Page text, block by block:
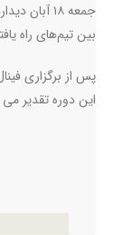
جمعه ۱۸
بین تیم‌های راه
پس از برگزاری
این دوره تقدیر